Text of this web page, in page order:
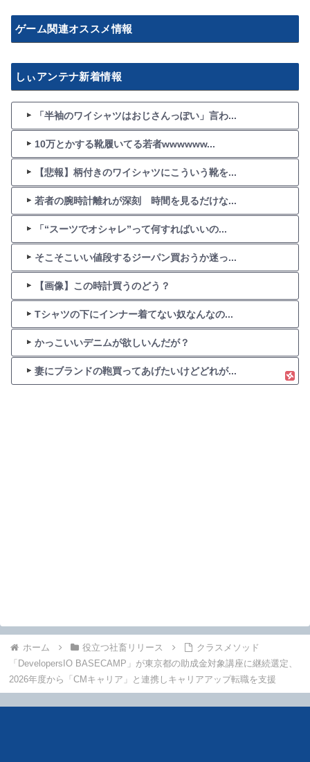
ゲーム関連オススメ情報
しぃアンテナ新着情報
「半袖のワイシャツはおじさんっぽい」言わ...
10万とかする靴履いてる若者wwwwww...
【悲報】柄付きのワイシャツにこういう靴を...
若者の腕時計離れが深刻 時間を見るだけな...
「“スーツでオシャレ”って何すればいいの...
そこそこいい値段するジーパン買おうか迷っ...
【画像】この時計買うのどう？
Tシャツの下にインナー着てない奴なんなの...
かっこいいデニムが欲しいんだが？
妻にブランドの鞄買ってあげたいけどどれが...
ホーム 役立つ社畜リリース
クラスメソッド
「DevelopersIO BASECAMP」が東京都の助成金対象講座に継続選定、
2026年度から「CMキャリア」と連携しキャリアアップ転職を支援